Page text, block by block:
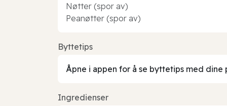
Nøtter (spor av)
Peanøtter (spor av)
Byttetips
Åpne i appen for å se byttetips med dine
Ingredienser